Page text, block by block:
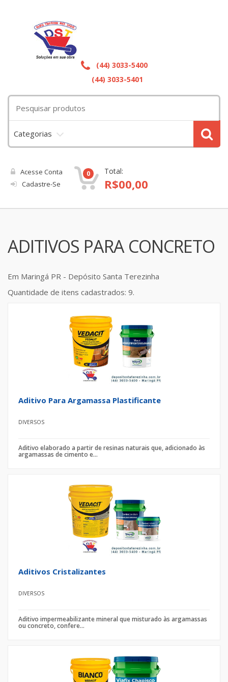
(44) 3033-5400
(44) 3033-5401
Categorias
Acesse Conta
Cadastre-Se
0 Total:
R$00,00
ADITIVOS PARA CONCRETO
Em Maringá PR - Depósito Santa Terezinha
Quantidade de itens cadastrados: 9.
Aditivo Para Argamassa Plastificante
DIVERSOS
Aditivo elaborado a partir de resinas naturais que, adicionado às
argamassas de cimento e...
Aditivos Cristalizantes
DIVERSOS
Aditivo impermeabilizante mineral que misturado às argamassas
ou concreto, confere...